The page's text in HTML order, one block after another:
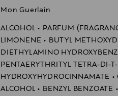
Mon Guerlain
ALCOHOL • PARFUM
LIMONENE • BUTYL
DIETHYLAMINO
PENTAERYTHRITYL TETRA-DI-
HYDROXYHYDROCINNAMATE •
ALCOHOL • BENZYL BENZOATE